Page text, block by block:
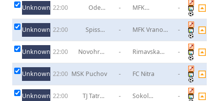
Unknown 22:00
Odeva
-
MFK
-
Unknown 22:00
Spisska
-
MFK Vranov
-
Unknown 22:00
Novohrad
-
Rimavska
-
Unknown 22:00 MSK Puchov - FC Nitra -
Unknown 22:00
TJ Tatran
-
Sokol
-